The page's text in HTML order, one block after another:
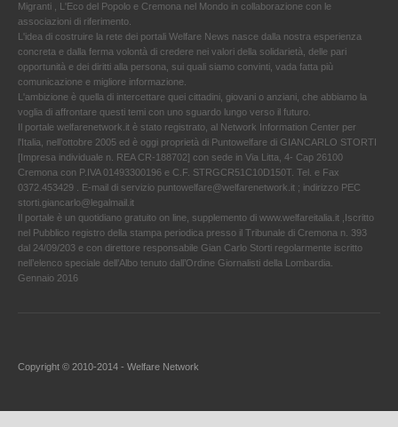
Migranti , L'Eco del Popolo e Cremona nel Mondo in collaborazione con le
associazioni di riferimento.
L'idea di costruire la rete dei portali Welfare News nasce dalla nostra esperienza
concreta e dalla ferma volontà di credere nei valori della solidarietà, delle pari
opportunità e dei diritti alla persona, sui quali siamo convinti, vada fatta più
comunicazione e migliore informazione.
L'ambizione è quella di intercettare quei cittadini, giovani o anziani, che abbiamo la
voglia di affrontare questi temi con uno sguardo lungo verso il futuro.
Il portale welfarenetwork.it è stato registrato, al Network Information Center per
l'Italia, nell’ottobre 2005 ed è oggi proprietà di Puntowelfare di GIANCARLO STORTI
[Impresa individuale n. REA CR-188702] con sede in Via Litta, 4- Cap 26100
Cremona con P.IVA 01493300196 e C.F. STRGCR51C10D150T. Tel. e Fax
0372.453429 . E-mail di servizio puntowelfare@welfarenetwork.it ; indirizzo PEC
storti.giancarlo@legalmail.it
Il portale è un quotidiano gratuito on line, supplemento di www.welfareitalia.it ,Iscritto
nel Pubblico registro della stampa periodica presso il Tribunale di Cremona n. 393
dal 24/09/203 e con direttore responsabile Gian Carlo Storti regolarmente iscritto
nell’elenco speciale dell’Albo tenuto dall’Ordine Giornalisti della Lombardia.
Gennaio 2016
Copyright © 2010-2014 - Welfare Network